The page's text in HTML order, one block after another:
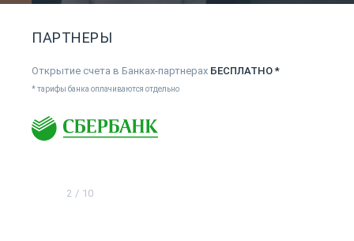
ПАРТНЕРЫ
Открытие счета в Банках-партнерах БЕСПЛАТНО *
* тарифы банка оплачиваются отдельно
2 / 10